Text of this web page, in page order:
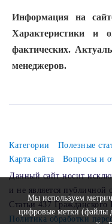
Информация на
Характеристики и
фактических.
менеджеров.
Категории Полезные
Карта сайта
Вопросы и
Данный сайт носит
и не является
Статьи 437
Политика обработки
Мы используем
цифровые метки (файлы